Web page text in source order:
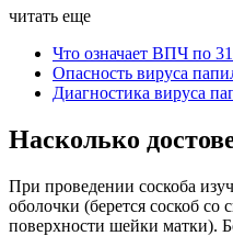
читать еще
Что означает ВПЧ по
Опасность вируса
Диагностика вируса
Насколько
При проведении соскоба
оболочки (берется соскоб со
поверхности шейки матки).